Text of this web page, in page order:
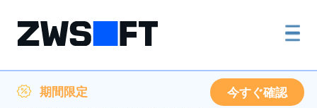
期間限定 今すぐ確認